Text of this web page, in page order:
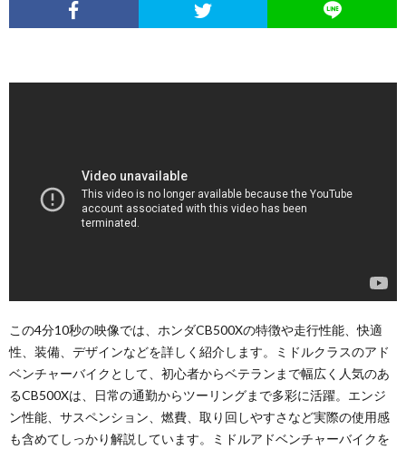
この4分10秒の映像では、ホンダCB500Xの特徴や走行性能、快適
性、装備、デザインなどを詳しく紹介します。ミドルクラスのアド
ベンチャーバイクとして、初心者からベテランまで幅広く人気のあ
るCB500Xは、日常の通勤からツーリングまで多彩に活躍。エンジ
ン性能、サスペンション、燃費、取り回しやすさなど実際の使用感
も含めてしっかり解説しています。ミドルアドベンチャーバイクを